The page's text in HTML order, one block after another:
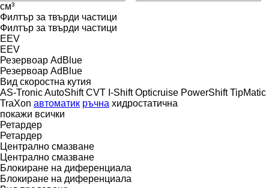
см³
Филтър за твърди частици
Филтър за твърди частици
EEV
EEV
Резервоар AdBlue
Резервоар AdBlue
Вид скоростна кутия
AS-TronicAutoShift CVT I-Shift Opticruise PowerShift TipMatic
TraXon автоматик ръчна хидростатична
покажи всички
Ретардер
Ретардер
Централно смазване
Централно смазване
Блокиране на диференциала
Блокиране на диференциала